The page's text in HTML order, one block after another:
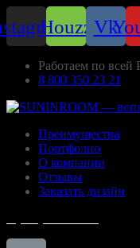
Houzz Vk
Работаем по всей
8 800 350 23 21
Преимущества
Портфолио
О компании
Отзывы
Заказать дизайн